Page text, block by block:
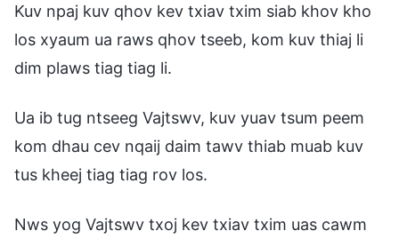
Kuv npaj kuv qhov kev txiav txim siab khov kho
los xyaum ua raws qhov tseeb, kom kuv thiaj li
dim plaws tiag tiag li.
Ua ib tug ntseeg Vajtswv, kuv yuav tsum peem
kom dhau cev nqaij daim tawv thiab muab kuv
tus kheej tiag tiag rov los.
Nws yog Vajtswv txoj kev txiav txim uas cawm